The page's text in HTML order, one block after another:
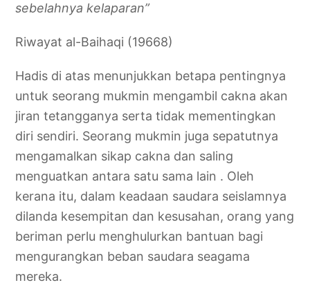
sebelahnya kelaparan”
Riwayat al-Baihaqi (19668)
Hadis di atas menunjukkan betapa pentingnya
untuk seorang mukmin mengambil cakna akan
jiran tetangganya serta tidak mementingkan
diri sendiri. Seorang mukmin juga sepatutnya
mengamalkan sikap cakna dan saling
menguatkan antara satu sama lain . Oleh
kerana itu, dalam keadaan saudara seislamnya
dilanda kesempitan dan kesusahan, orang yang
beriman perlu menghulurkan bantuan bagi
mengurangkan beban saudara seagama
mereka.